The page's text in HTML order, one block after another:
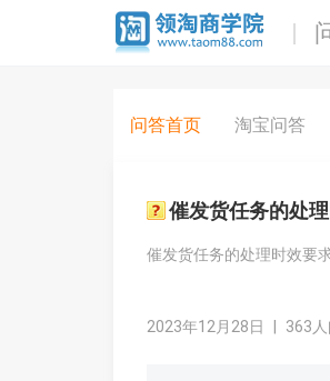
问答首页 淘宝问答
催发货任务的处
催发货任务的处理时效要
2023年12月28日 363